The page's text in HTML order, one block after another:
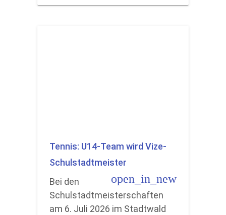
Tennis: U14-Team wird Vize-
Schulstadtmeister
open_in_new
Bei den
Schulstadtmeisterschaften
am 6. Juli 2026 im Stadtwald